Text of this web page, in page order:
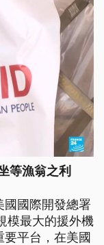
等漁翁之利
國國際開發總署
模最大的援外機
平台，在美國